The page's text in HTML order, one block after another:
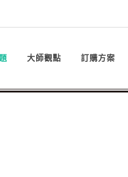
大師觀點 訂購方案